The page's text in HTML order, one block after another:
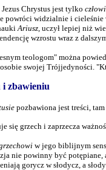
Chrystus jest tylko
powróci widzialnie i
Ariusz, uczył lepiej niż
wzrostu wraz z
teologom" można
swojej Trójjedyności.
zbawieniu
pozbawiona jest treści,
się grzech i zaprzecza
w jego biblijnym
nie powinny być
gorycz w słodycz, a